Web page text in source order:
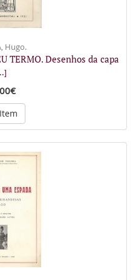
Hugo.
TERMO. Desenhos da capa